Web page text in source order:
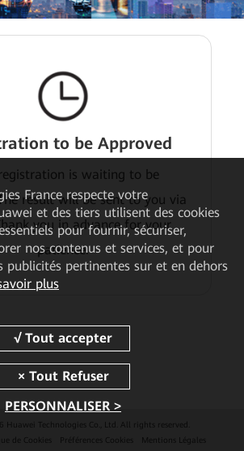
to be Approved
is waiting to be
result will be sent to you via
you in advance for your
patience.
Huawei Technologies Co., Ltd. All rights reserved.
de Cookies Mentions Légales
Francerespecte votre
et des tiers utilisent des cookies
pour fournir, sécuriser,
nos contenus et services, et pour
publicités pertinentes sur et en dehors
plus
PERSONNALISER >